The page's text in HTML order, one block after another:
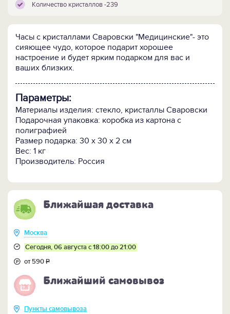
Количество кристаллов -239
Часы с кристаллами Сваровски "Медицинские"- это
сияющее чудо, которое подарит хорошее
настроение и будет ярким подарком для вас и
ваших близких.
Параметры:
Материалы изделия: стекло, кристаллы Сваровски
Подарочная упаковка: коробка из картона с
полиграфией
Размер подарка: 30 х 30 х 2 см
Вес: 1 кг
Производитель: Россия
Ближайшая доставка
Москва
Сегодня, 06 августа с 18:00 до 21:00
от 590Р
Ближайший самовывоз
Пункты самовывоза